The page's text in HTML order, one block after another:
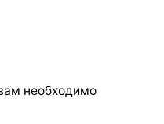
необходимо